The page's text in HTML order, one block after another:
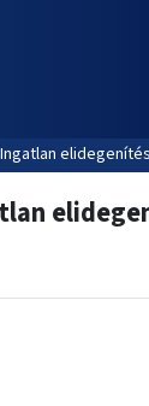
elidegenítés